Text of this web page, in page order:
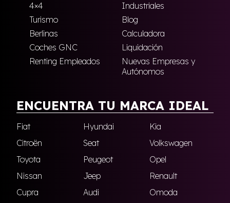
4×4
Industriales
Turismo
Blog
Berlinas
Calculadora
Coches GNC
Liquidación
Renting Empleados
Nuevas Empresas y
Autónomos
ENCUENTRA TU MARCA IDEAL
Fiat Hyundai
Kia
Citroën
Seat
Volkswagen
Toyota
Peugeot
Opel
Nissan
Jeep
Renault
Cupra
Audi
Omoda